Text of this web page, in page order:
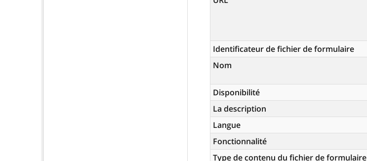
Identificateur de fichier de formulaire
Nom
Disponibilité
La description
Langue
Fonctionnalité
Type de contenu du fichier de formulaire